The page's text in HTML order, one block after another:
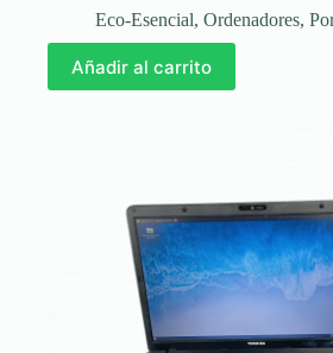
Eco-Esencial, Ordenadores,
Añadir al carrito